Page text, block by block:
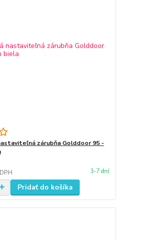
zárubňa Golddoor 95 -
3-7 dní
Pridať do košíka